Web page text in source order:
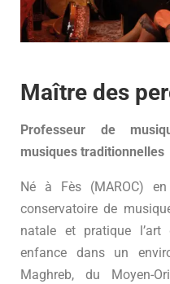
Maître des
Professeur de
musiques traditionnelles
Né à Fès (MAROC)
conservatoire de
natale et pratique l’art
enfance dans un
Maghreb, du Moyen-